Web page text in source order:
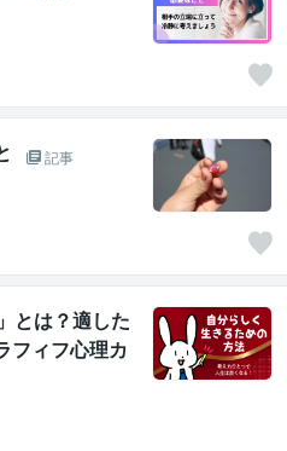
記事
とは？適した
フィフ心理カ
コナラ電話